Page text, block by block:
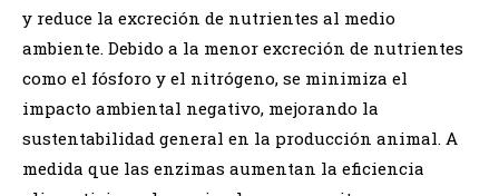
y reduce la excreción de nutrientes al medio
ambiente. Debido a la menor excreción de nutrientes
como el fósforo y el nitrógeno, se minimiza el
impacto ambiental negativo, mejorando la
sustentabilidad general en la producción animal. A
medida que las enzimas aumentan la eficiencia